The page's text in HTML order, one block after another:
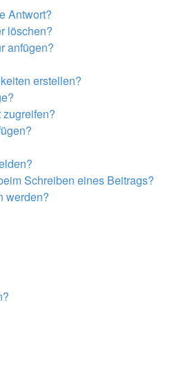
Antwort?
löschen?
anfügen?
erstellen?
Schreiben eines Beitrags?
werden?